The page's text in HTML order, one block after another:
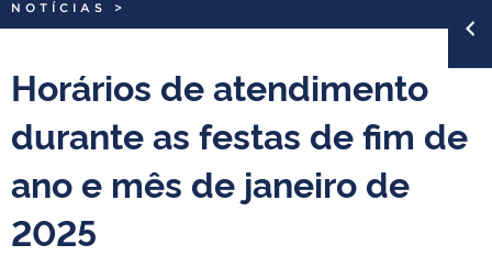
NOTÍCIAS >
Horários de atendimento
durante as festas de fim de
ano e mês de janeiro de
2025